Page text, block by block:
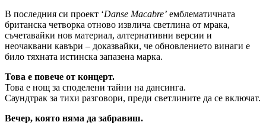
В последния си проект ‘Danse Macabre’ емблематичната
британска четворка отново извлича светлина от мрака,
съчетавайки нов материал, алтернативни версии и
неочаквани кавъри – доказвайки, че обновлението винаги е
било тяхната истинска запазена марка.
Това е повече от концерт.
Това е нощ за споделени тайни на дансинга.
Саундтрак за тихи разговори, преди светлините да се включат.
Вечер, която няма да забравиш.